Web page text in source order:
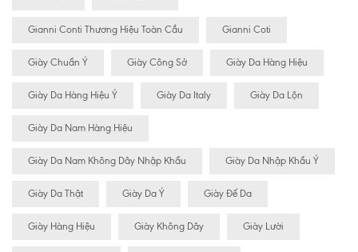
Gianni Conti Thương Hiệu Toàn Cầu Gianni Coti
Giày Chuẩn Ý Giày Công Sở Giày Da Hàng Hiệu
Giày Da Hàng Hiệu Ý Giày Da Italy Giày Da Lộn
Giày Da Nam Hàng Hiệu
Giày Da Nam Không Dây Nhập Khẩu Giày Da Nhập Khẩu Ý
Giày Da Thật Giày Da Ý Giày Đế Da
Giày Hàng Hiệu Giày Không Dây Giày Lười